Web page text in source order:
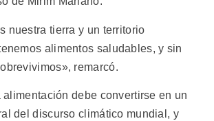
nuestra tierra y un territorio
alimentos saludables, y sin
remarcó.
debe convertirse en un
del discurso climático mundial, y